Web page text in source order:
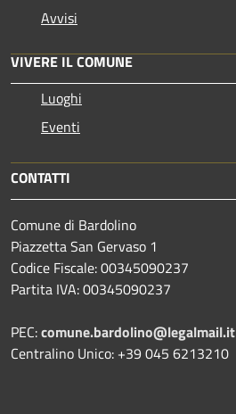
Avvisi
VIVERE IL COMUNE
Luoghi
Eventi
CONTATTI
Comune di Bardolino
Piazzetta San Gervaso 1
Codice Fiscale: 00345090237
Partita IVA: 00345090237
PEC:comune.bardolino@legalmail.it
Centralino Unico: +39 045 6213210